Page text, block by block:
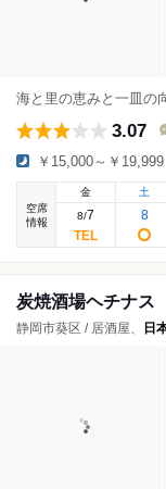
海と里の恵みと一皿の
3.07
￥15,000～￥19,999
空席
情報
金
8/7
土
8
炭焼酒場ヘチナス
静岡市葵区 / 居酒屋、 日